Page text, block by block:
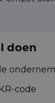
doen
code